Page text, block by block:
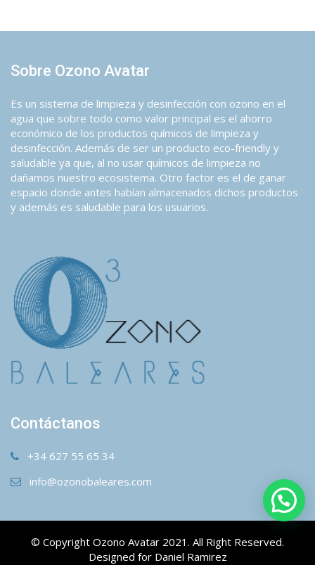
Sobre Ozono Avatar
Es un sistema de limpieza y desinfección con ozono en el
agua que sobre todo como valor principal es el ahorro
económico de los productos químicos de limpieza y
desinfección. Además de ser un producto eco-friendly y
saludable ya que, al no usar químicos de limpieza no
dañamos nuestro ecosistema. Otro factor es el de ganar
espacio donde antes habían almacenados dichos productos
y además es saludable para los usuarios.
Contáctanos
+34 627 55 65 34
info@ozonobaleares.com
© Copyright Ozono Avatar 2021. All Right Reserved.
Designed for Daniel Ramirez